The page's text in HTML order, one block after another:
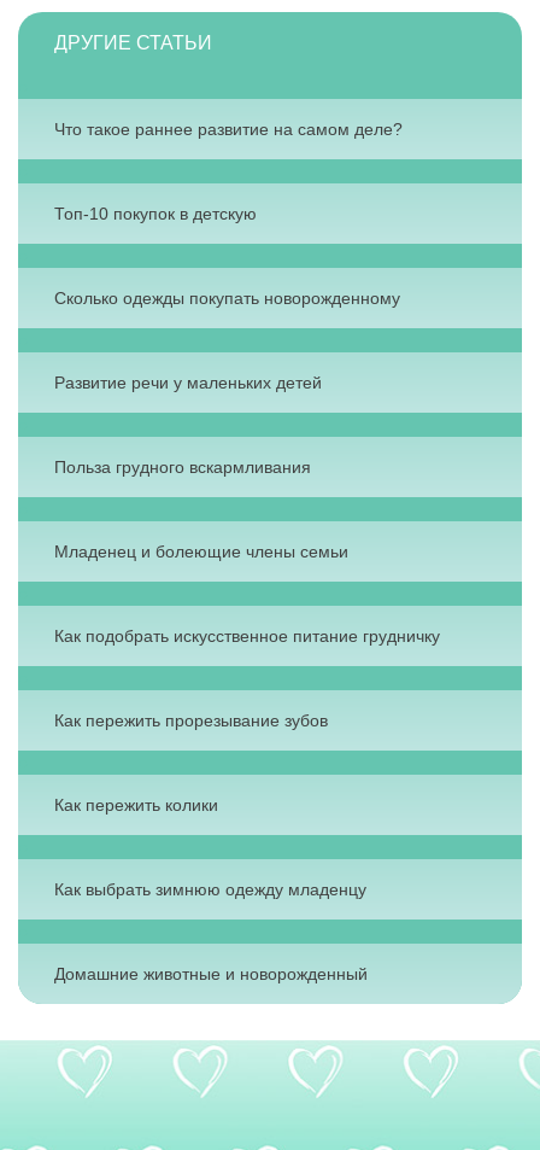
ДРУГИЕ СТАТЬИ
Что такое раннее развитие на самом деле?
Топ-10 покупок в детскую
Сколько одежды покупать новорожденному
Развитие речи у маленьких детей
Польза грудного вскармливания
Младенец и болеющие члены семьи
Как подобрать искусственное питание грудничку
Как пережить прорезывание зубов
Как пережить колики
Как выбрать зимнюю одежду младенцу
Домашние животные и новорожденный